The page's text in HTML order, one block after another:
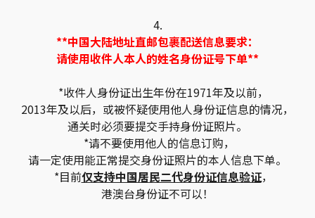
4.
**中国大陆地址直邮包裹配送信息要求：
请使用收件人本人的姓名身份证号下单**
*收件人身份证出生年份在1971年及以前，
2013年及以后，或被怀疑使用他人身份证信息的情况，
通关时必须要提交手持身份证照片。
*请不要使用他人的信息订购，
请一定使用能正常提交身份证照片的本人信息下单。
*目前仅支持中国居民二代身份证信息验证，
港澳台身份证不可以！